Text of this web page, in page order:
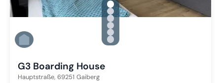
gallery.slide_selector
Zu Slide 1 wechseln
Zu Slide 2 wechseln
Zu Slide 3 wechseln
Zu Slide 4 wechseln
Zu Slide 5 wechseln
Zu Slide 6 wechseln
G3 Boarding House
Hauptstraße, 69251 Gaiberg